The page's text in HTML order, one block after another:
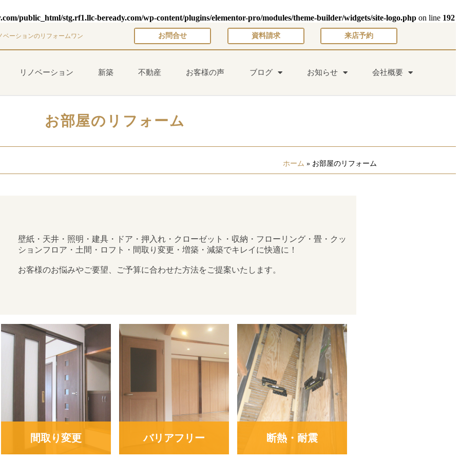
public_html/stg.rf1.llc-beready.com/wp-content/plugins/elementor-pro/modules/theme-builder/widgets/site-logo.php on line 192
ーションのリフォームワン お問合せ 資料請求 来店予約
リノベーション 新築 不動産 お客様の声 ブログ お知らせ 会社概要
お部屋のリフォーム
ホーム » お部屋のリフォーム
壁紙・天井・照明・建具・ドア・押入れ・クローゼット・収納・フローリング・畳・クッ
ションフロア・土間・ロフト・間取り変更・増築・減築でキレイに快適に！
お客様のお悩みやご要望、ご予算に合わせた方法をご提案いたします。
間取り変更 バリアフリー 断熱・耐震